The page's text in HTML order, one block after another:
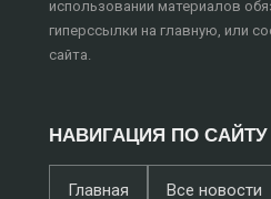
использовании материалов
гиперссылки на главную, или
сайта.
НАВИГАЦИЯ ПО САЙТУ
Главная Все новости